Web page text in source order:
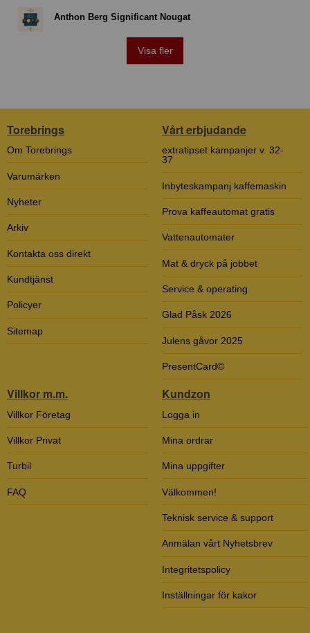
Anthon Berg Significant Nougat
Visa fler
Torebrings
Om Torebrings
Varumärken
Nyheter
Arkiv
Kontakta oss direkt
Kundtjänst
Policyer
Sitemap
Vårt erbjudande
extratipset kampanjer v. 32-
37
Inbyteskampanj kaffemaskin
Prova kaffeautomat gratis
Vattenautomater
Mat & dryck på jobbet
Service & operating
Glad Påsk 2026
Julens gåvor 2025
PresentCard©
Villkor m.m.
Villkor Företag
Villkor Privat
Turbil
FAQ
Kundzon
Logga in
Mina ordrar
Mina uppgifter
Välkommen!
Teknisk service & support
Anmälan vårt Nyhetsbrev
Integritetspolicy
Inställningar för kakor